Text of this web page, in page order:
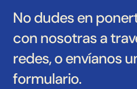
No dudes en
con nosotras a
redes, o envíanos
formulario.